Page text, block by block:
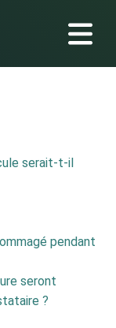
serait-t-il
pendant
seront
?